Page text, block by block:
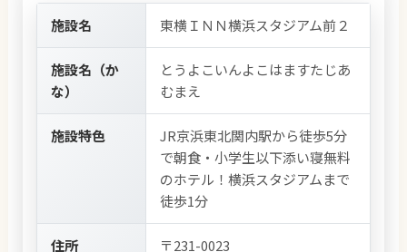
施設名 東横ＩＮＮ横浜スタジアム前２
施設名（か
な）
とうよこいんよこはますたじあ
むまえ
施設特色
JR京浜東北関内駅から徒歩5分
で朝食・小学生以下添い寝無料
のホテル！横浜スタジアムまで
徒歩1分
住所 〒231-0023